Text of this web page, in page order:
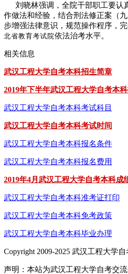
刘晓林强调，全院干部职工要认
作做法和经验，结合刑法修正案（
步增强法律意识，规范操作程序，
北省教育考试院依法治考水平。
相关信息
武汉工程大学自考本科招生简章
2019年下半年武汉工程大学自考本
武汉工程大学自考本科考试科目
武汉工程大学自考本科考试时间
武汉工程大学自考本科报名条件
武汉工程大学自考本科报名费用
2019年4月武汉工程大学自考本科成
武汉工程大学自考本科准考证打印
武汉工程大学自考本科免考政策
武汉工程大学自考本科毕业办理
Copyright 2009-2025 武汉工程大学自
声明：本站为武汉工程大学自考交